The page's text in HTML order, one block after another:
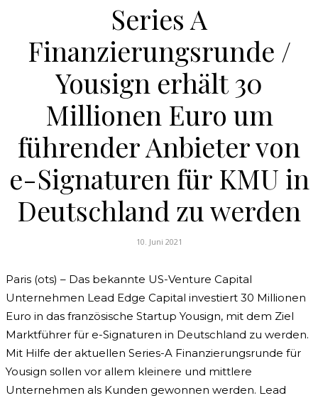
Series A
Finanzierungsrunde /
Yousign erhält 30
Millionen Euro um
führender Anbieter von
e-Signaturen für KMU in
Deutschland zu werden
10. Juni 2021
Paris (ots) – Das bekannte US-Venture Capital
Unternehmen Lead Edge Capital investiert 30 Millionen
Euro in das französische Startup Yousign, mit dem Ziel
Marktführer für e-Signaturen in Deutschland zu werden.
Mit Hilfe der aktuellen Series-A Finanzierungsrunde für
Yousign sollen vor allem kleinere und mittlere
Unternehmen als Kunden gewonnen werden. Lead